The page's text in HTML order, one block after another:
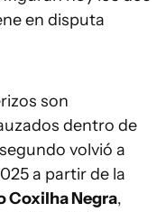
en disputa
son
dentro de
volvió a
a partir de la
Coxilha Negra,